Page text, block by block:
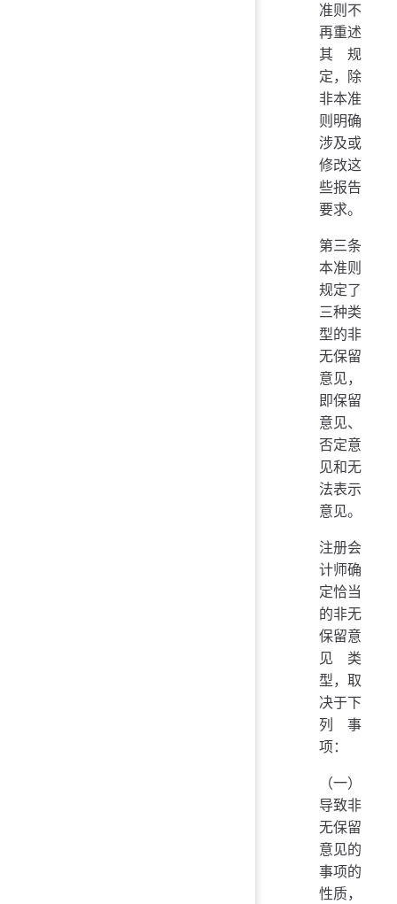
准则不
再重述
其规
定，除
非本准
则明确
涉及或
修改这
些报告
要求。
第三条
本准则
规定了
三种类
型的非
无保留
意见，
即保留
意见、
否定意
见和无
法表示
意见。
注册会
计师确
定恰当
的非无
保留意
见类
型，取
决于下
列事
项：
（一）
导致非
无保留
意见的
事项的
性质，